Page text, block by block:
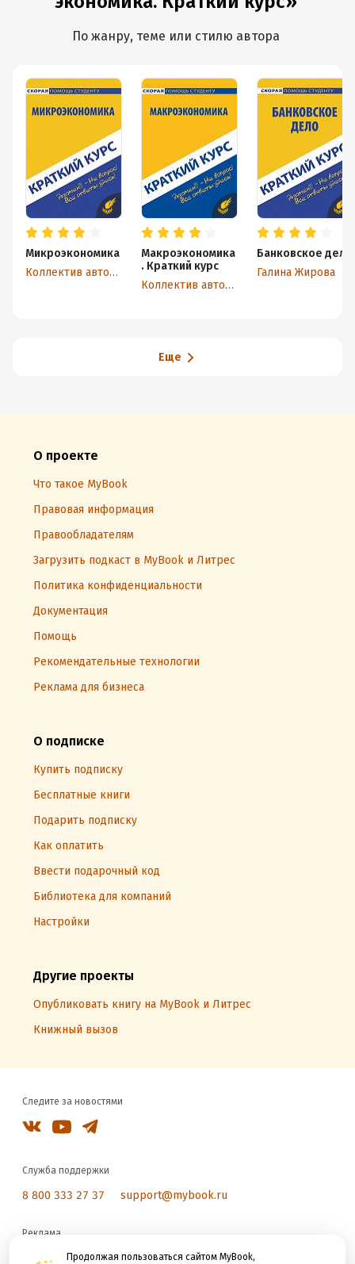
Продолжая пользоваться сайтом MyBook,
По жанру, теме или стилю автора
Микроэкономика
Коллектив авторов
Макроэкономика
. Краткий курс
Коллектив авторов
Банковское дело
Галина Жирова
Еще
О проекте
Что такое MyBook
Правовая информация
Правообладателям
Загрузить подкаст в MyBook и Литрес
Политика конфиденциальности
Документация
Помощь
Рекомендательные технологии
Реклама для бизнеса
О подписке
Купить подписку
Бесплатные книги
Подарить подписку
Как оплатить
Ввести подарочный код
Библиотека для компаний
Настройки
Другие проекты
Опубликовать книгу на MyBook и Литрес
Книжный вызов
Следите за новостями
Служба поддержки
8 800 333 27 37 support@mybook.ru
Реклама
reklama@litres.ru